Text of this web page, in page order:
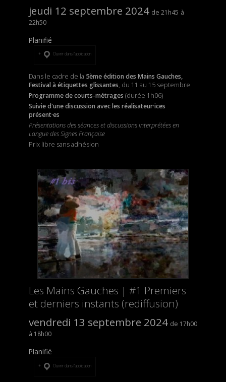
jeudi 12 septembre 2024
21h45
22h50
Planifié
Ouvrir dans l’application
Dans le cadre de la 5ème édition des Mains Gauches,
Festival à étiquettes glissantes, du 11 au 15 septembre
Programme de courts-métrages (durée 1h06)
Suivie d'une discussion avec les réalisateur·ices
présent·es
Présentations des séances et discussions interprétées en
Langue des Signes Française
Prix libre sans adhésion
Les Mains Gauches | #1 Premiers
et derniers instants (rediffusion)
vendredi 13 septembre 2024
17h00
18h00
Planifié
Ouvrir dans l’application